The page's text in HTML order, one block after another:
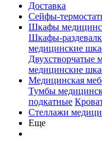
Доставка
Сейфы-
Шкафы
Шкафы-
медицинские
Двухстворчатые
медицинские
Медицинская
Тумбы
подкатные
Стеллажи
Еще